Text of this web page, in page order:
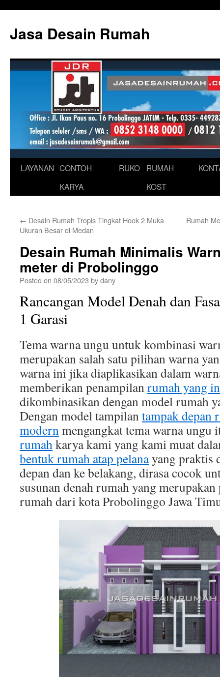
content
Jasa Desain Rumah
LAYANAN CONTOH
KARYA
RUKO
RUMAH
KOST
← Desain Rumah Tropis Tingkat Hook 2 Muka
Ukuran Besar di Medan
Rumah
Desain Rumah Minimalis
meter di Probolinggo
Posted on 08/05/2023 bydany
Rancangan Model Denah dan
1 Garasi
Tema warna ungu untuk kombinasi
merupakan salah satu pilihan warna
warna ini jika diaplikasikan dalam
memberikan penampilanrumah yang
dikombinasikan dengan model rumah
Dengan model tampilantampak depan
modernmengangkat tema warna ungu
rumahkarya kami yang kami muat
bentuk rumah atap pelanayang praktis
depan dan ke belakang, dirasa cocok
susunan denah rumah yang
rumah dari kota Probolinggo Jawa